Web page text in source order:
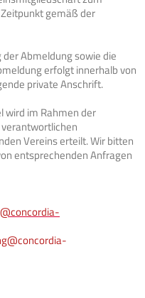
gemäß der
Abmeldung sowie die
erfolgt innerhalb von
private Anschrift.
wird im Rahmen der
Vereins erteilt. Wir bitten
entsprechenden Anfragen